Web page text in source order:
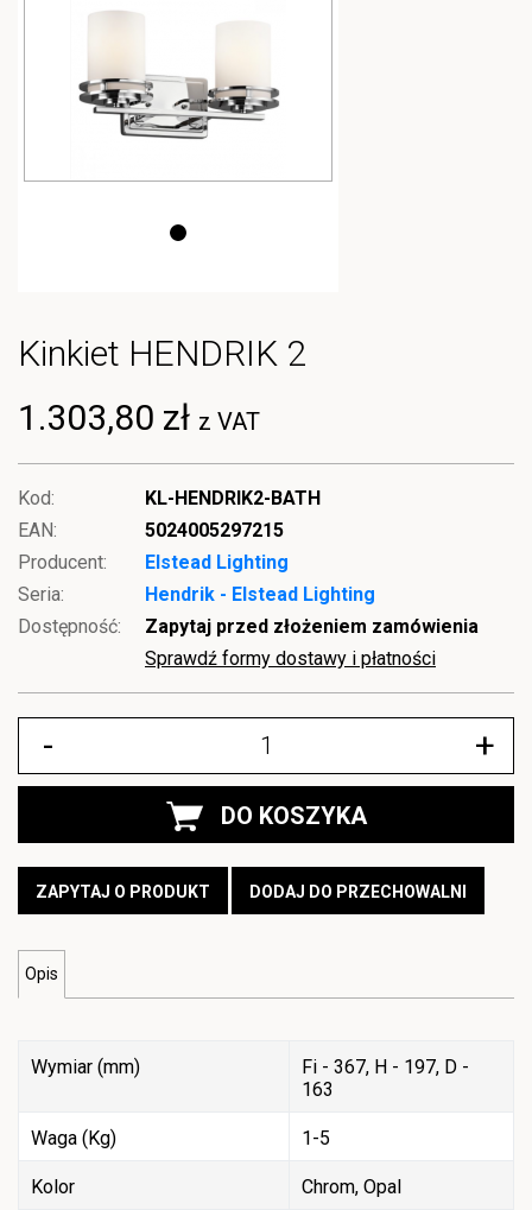
Kinkiet HENDRIK 2
1.303,80 zł z VAT
Kod:
KL-HENDRIK2-BATH
EAN:
5024005297215
Producent:
Elstead Lighting
Seria:
Hendrik - Elstead Lighting
Dostępność:
Zapytaj przed złożeniem zamówienia
Sprawdź formy dostawy i płatności
- +
DO KOSZYKA
ZAPYTAJ O PRODUKT DODAJ DO PRZECHOWALNI
Opis
Wymiar (mm)
Fi - 367, H - 197, D -
163
Waga (Kg) 1-5
Kolor Chrom, Opal